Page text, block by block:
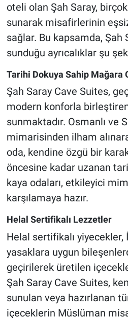
oteli olan Şah Saray, birçok
sunarak misafirlerinin
sağlar. Bu kapsamda, Şah
sunduğu ayrıcalıklar şu
Tarihi Dokuya Sahip Mağara
Şah Saray Cave Suites,
modern konforla
sunmaktadır. Osmanlı ve
mimarisinden ilham
oda, kendine özgü bir
öncesine kadar uzanan
kaya odaları, etkileyici
karşılamaya hazır.
Helal Sertifikalı Lezzetler
Helal sertifikalı
yasaklara uygun
geçirilerek üretilen
Şah Saray Cave Suites,
sunulan veya hazırlanan
içeceklerin Müslüman